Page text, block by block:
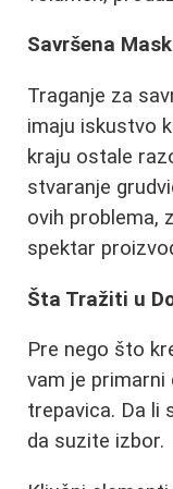
Savršena
Traganje za
imaju iskustvo
kraju ostale
stvaranje
ovih problema,
spektar
Šta Tražiti u
Pre nego što
vam je primarni
trepavica. Da li
da suzite izbor.